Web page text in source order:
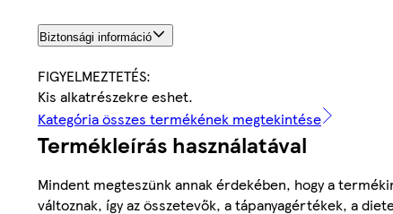
Biztonsági információ
FIGYELMEZTETÉS:
Kis alkatrészekre eshet.
Kategória összes termékének megtekintése
Termékleírás használatával
Mindent megteszünk annak érdekében, hogy a
változnak, így az összetevők, a tápanyagértékek, a